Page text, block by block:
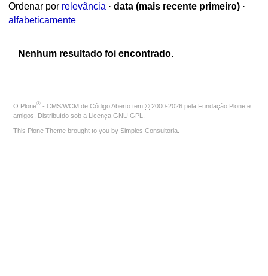
Ordenar por relevância · data (mais recente primeiro) ·
alfabeticamente
Nenhum resultado foi encontrado.
O Plone® - CMS/WCM de Código Aberto tem © 2000-2026 pela Fundação Plone e
amigos. Distribuído sob a Licença GNU GPL
This Plone Theme brought to you by Simples Consultoria